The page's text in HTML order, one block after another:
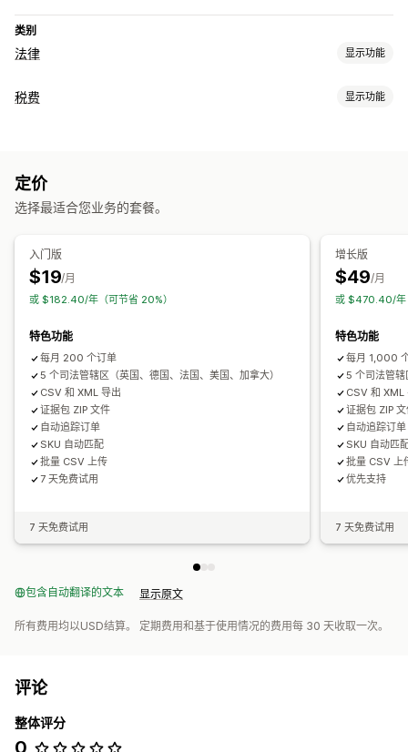
类别
法律 显示功能
合规
税费 显示功能
定价
选择最适合您业务的套餐。
入门版
$19/月
或 $182.40/年（可节省 20%）
特色功能
每月 200 个订单
5 个司法管辖区（英国、德国、法国、美国、加拿大）
CSV 和 XML 导出
证据包 ZIP 文件
自动追踪订单
SKU 自动匹配
批量 CSV 上传
7 天免费试用
7 天免费试用
增长版
$49/月
或 $470.40/年
特色功能
每月 1,000
5 个司法管
CSV 和 XML
证据包 ZIP
自动追踪订单
SKU 自动匹
批量 CSV 上
优先支持
7 天免费试用
包含自动翻译的文本 显示原文
所有费用均以USD结算。 定期费用和基于使用情况的费用每 30 天收取一次。
评论
整体评分